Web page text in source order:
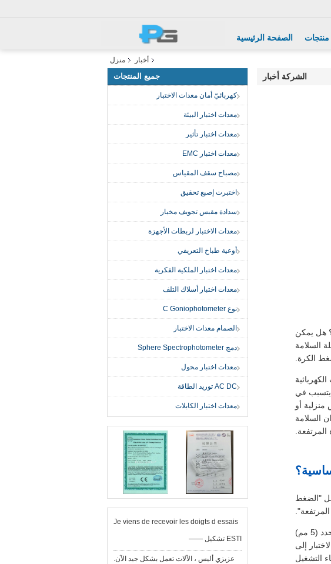
الصفحة الرئيسية منتجات
منزل أخبار
جميع المنتجات
كهربائيّ أمان معدات الاختبار
معدات اختبار البيئة
معدات اختبار تأثير
معدات اختبار EMC
مصباح سقف المقياس
اختبرت إصبع تحقيق
سدادة مقبس تجويف مخبار
معدات الاختبار لربطات الأجهزة
أوعية طباخ التعريفي
معدات اختبار الملكية الفكرية
معدات اختبار أسلاك التلف
نوع C Goniophotometer
الصمام معدات الاختبار
دمج Sphere Spectrophotometer
معدات اختبار محول
AC DC توريد الطاقة
معدات اختبار الكابلات
Je viens de recevoir les doigts d essais
—— تشكيل ESTI
عزيزي أليس ، الآلات تعمل بشكل جيد الآن.
الشركة أخبار
هل يمكن
السلامة
الكرة.
يتسبب في
أو
السلامة
ظل "الضغط
مبدأه الأساسي هو كما يلي: استخدم "مكبس كرة" فولاذي بوزن محدد (20 نيوتن) وقطر محدد (5 مم)
إلى
التشغيل